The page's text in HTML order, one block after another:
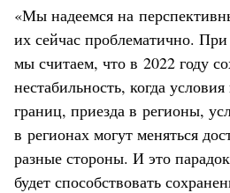
«Мы надеемся на
их сейчас проблематично.
мы считаем, что в 2022 году
нестабильность, когда
границ, приезда в регионы,
в регионах могут меняться
разные стороны. И это
будет способствовать